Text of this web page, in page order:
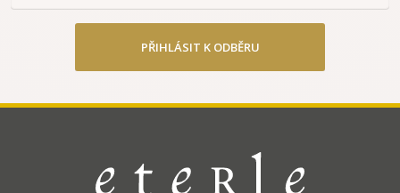
PŘIHLÁSIT K ODBĚRU